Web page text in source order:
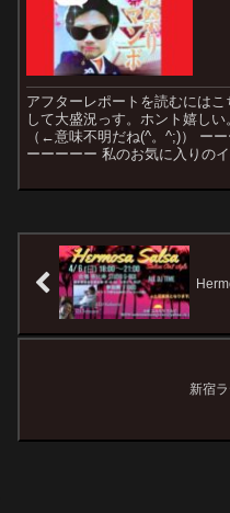
アフターレポートを読むには
して大盛況っす。ホント嬉し
（←意味不明だね(^。^;)） ー
ーーーーー 私のお気に入りの
新宿